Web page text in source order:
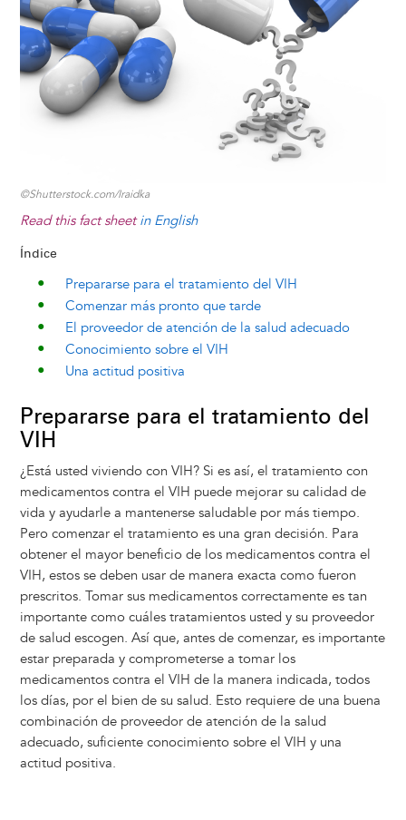
y
o
k
I
n
g
e
s
s
©Shutterstock.com/Iraidka
Read this fact sheetin English
Índice
Prepararse para el tratamiento del VIH
Comenzar más pronto que tarde
El proveedor de atención de la salud adecuado
Conocimiento sobre el VIH
Una actitud positiva
Prepararse para el tratamiento del
VIH
¿Está usted viviendo con VIH? Si es así, el tratamiento con
medicamentos contra el VIH puede mejorar su calidad de
vida y ayudarle a mantenerse saludable por más tiempo.
Pero comenzar el tratamiento es una gran decisión. Para
obtener el mayor beneficio de los medicamentos contra el
VIH, estos se deben usar de manera exacta como fueron
prescritos. Tomar sus medicamentos correctamente es tan
importante como cuáles tratamientos usted y su proveedor
de salud escogen. Así que, antes de comenzar, es importante
estar preparada y comprometerse a tomar los
medicamentos contra el VIH de la manera indicada, todos
los días, por el bien de su salud. Esto requiere de una buena
combinación de proveedor de atención de la salud
adecuado, suficiente conocimiento sobre el VIH y una
actitud positiva.